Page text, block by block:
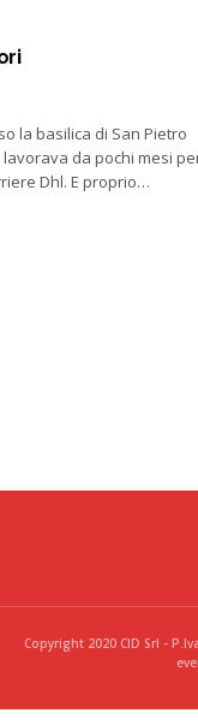
la basilica di San Pietro
da pochi mesi
Dhl. E proprio…
Copyright 2020 CID Srl -